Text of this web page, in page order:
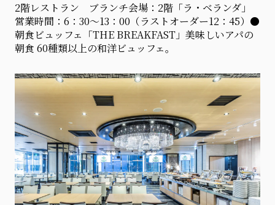
2階レストラン ブランチ会場：2階「ラ・ベランダ」
営業時間：6：30〜13：00（ラストオーダー12：45）●
朝食ビュッフェ「THE BREAKFAST」美味しいアパの
朝食 60種類以上の和洋ビュッフェ。